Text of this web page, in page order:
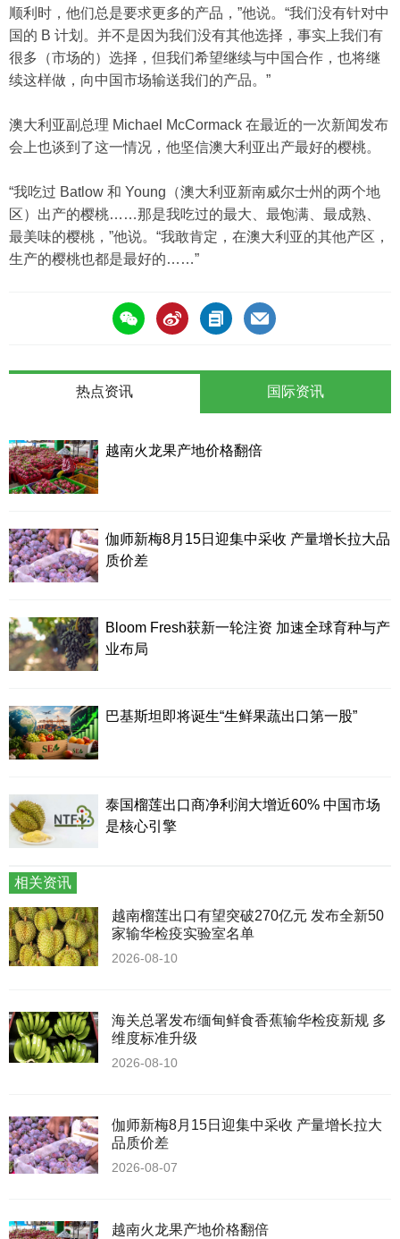
顺利时，他们总是要求更多的产品，”他说。“我们没有针对中
国的 B 计划。并不是因为我们没有其他选择，事实上我们有
很多（市场的）选择，但我们希望继续与中国合作，也将继
续这样做，向中国市场输送我们的产品。”
澳大利亚副总理 Michael McCormack 在最近的一次新闻发布
会上也谈到了这一情况，他坚信澳大利亚出产最好的樱桃。
“我吃过 Batlow 和 Young（澳大利亚新南威尔士州的两个地
区）出产的樱桃……那是我吃过的最大、最饱满、最成熟、
最美味的樱桃，”他说。“我敢肯定，在澳大利亚的其他产区，
生产的樱桃也都是最好的……”
热点资讯
越南火龙果产地价格翻倍
伽师新梅8月15日迎集中采收 产量增长拉大品
质价差
Bloom Fresh获新一轮注资 加速全球育种与产
业布局
巴基斯坦即将诞生“生鲜果蔬出口第一股”
泰国榴莲出口商净利润大增近60% 中国市场
是核心引擎
国际资讯
相关资讯
越南榴莲出口有望突破270亿元 发布全新50
家输华检疫实验室名单
2026-08-10
海关总署发布缅甸鲜食香蕉输华检疫新规 多
维度标准升级
2026-08-10
伽师新梅8月15日迎集中采收 产量增长拉大
品质价差
2026-08-07
越南火龙果产地价格翻倍